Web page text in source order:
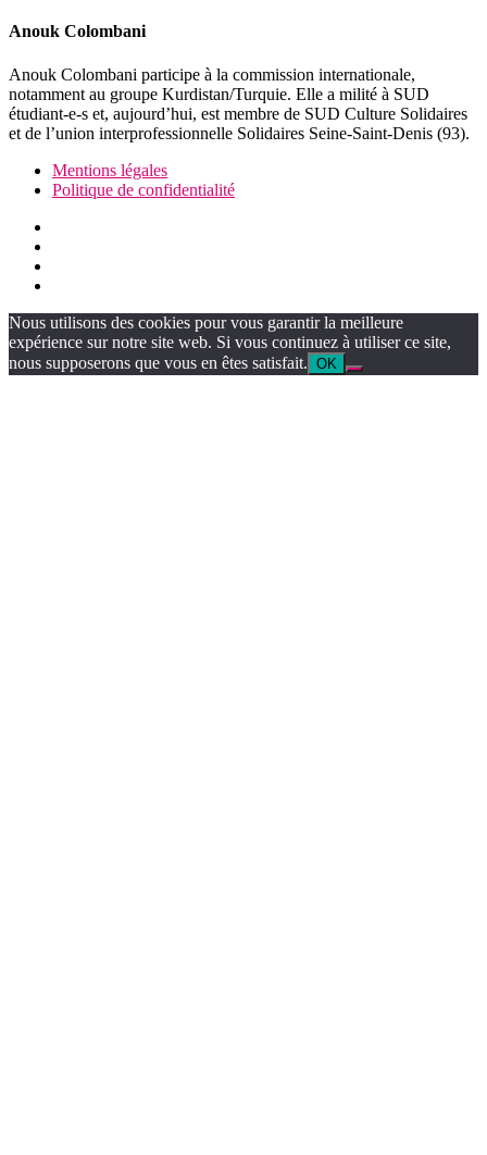
Anouk Colombani
Anouk Colombani participe à la commission internationale,
notamment au groupe Kurdistan/Turquie. Elle a milité à SUD
étudiant-e-s et, aujourd’hui, est membre de SUD Culture Solidaires
et de l’union interprofessionnelle Solidaires Seine-Saint-Denis (93).
Mentions légales
Politique de confidentialité
Nous utilisons des cookies pour vous garantir la meilleure
expérience sur notre site web. Si vous continuez à utiliser ce site,
nous supposerons que vous en êtes satisfait. OK